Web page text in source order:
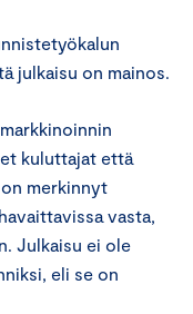
julkaisu on mainos.
kuluttajat että
merkinnyt
vasta,
Julkaisu ei ole
eli se on